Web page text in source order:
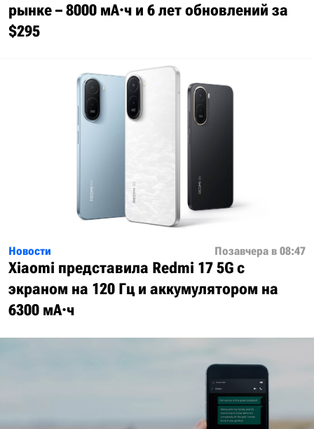
рынке – 8000 мА·ч и 6 лет обновлений за
$295
Новости Позавчера в 08:47
Xiaomi представила Redmi 17 5G с
экраном на 120 Гц и аккумулятором на
6300 мА·ч